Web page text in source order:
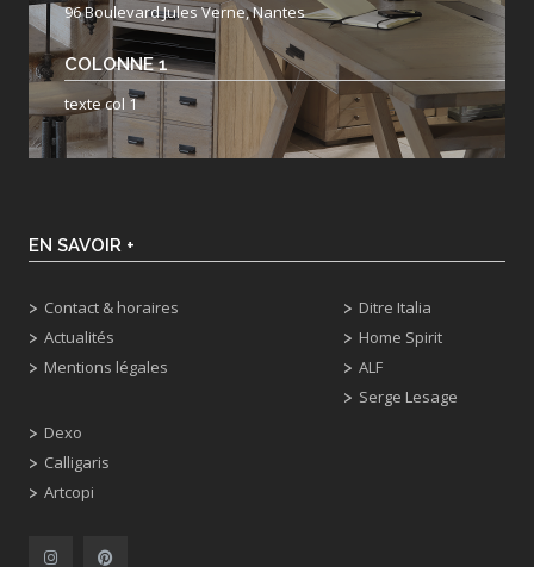
96 Boulevard Jules Verne, Nantes
COLONNE 1
texte col 1
EN SAVOIR +
Contact & horaires
Actualités
Mentions légales
Dexo
Calligaris
Artcopi
Ditre Italia
Home Spirit
ALF
Serge Lesage